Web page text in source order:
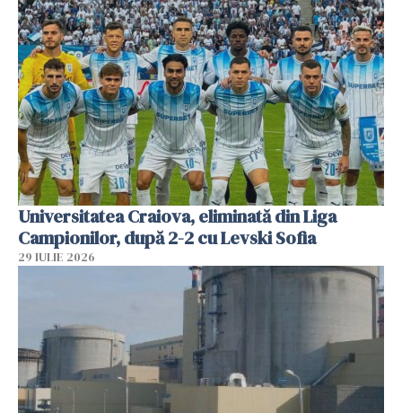
Universitatea Craiova, eliminată din Liga
Campionilor, după 2-2 cu Levski Sofia
29 IULIE 2026